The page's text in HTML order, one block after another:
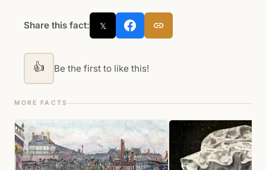
Share this fact: 𝕏
👍 Be the first to like this!
MORE FACTS